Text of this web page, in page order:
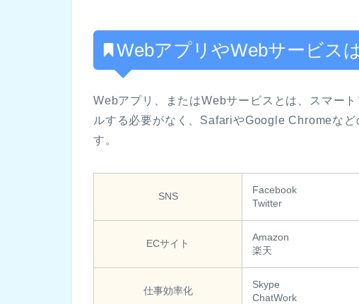
WebアプリやWebサービス
Webアプリ、またはWebサービスとは、スマー
ルする必要がなく、SafariやGoogle Chromeな
す。
SNS
Facebook
Twitter
ECサイト
Amazon
楽天
仕事効率化
Skype
ChatWork